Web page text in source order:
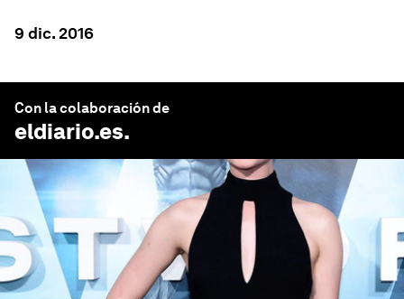
9 dic. 2016
Con la colaboración de
eldiario.es.